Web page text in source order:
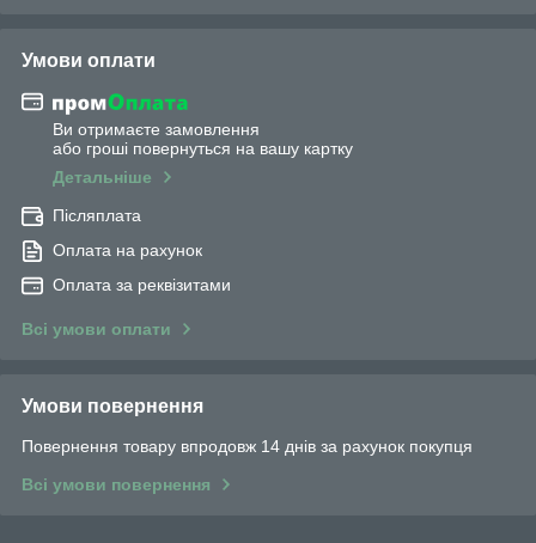
Умови оплати
Ви отримаєте замовлення
або гроші повернуться на вашу картку
Детальніше
Післяплата
Оплата на рахунок
Оплата за реквізитами
Всі умови оплати
Умови повернення
Повернення товару впродовж 14 днів за рахунок покупця
Всі умови повернення